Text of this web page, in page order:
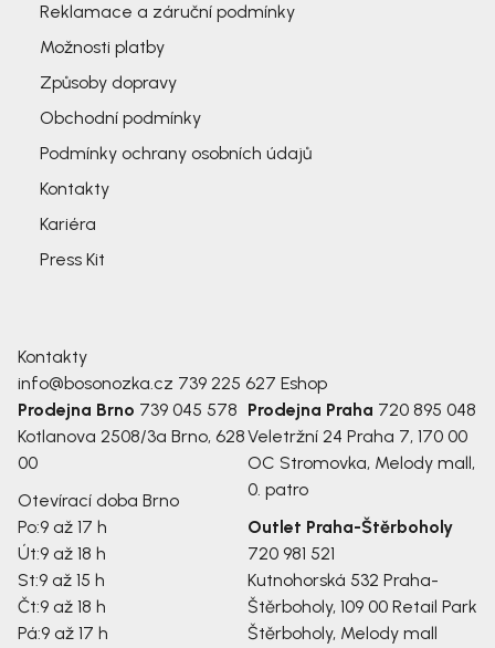
Reklamace a záruční podmínky
Možnosti platby
Způsoby dopravy
Obchodní podmínky
Podmínky ochrany osobních údajů
Kontakty
Kariéra
Press Kit
Kontakty
info@bosonozka.cz 739 225 627 Eshop
Prodejna Brno 739 045 578
Kotlanova 2508/3a Brno, 628
00
Otevírací doba Brno
Po:9 až 17 h
Út:9 až 18 h
St:9 až 15 h
Čt:9 až 18 h
Pá:9 až 17 h
Prodejna Praha 720 895 048
Veletržní 24 Praha 7, 170 00
OC Stromovka, Melody mall,
0. patro
Outlet Praha-Štěrboholy
720 981 521
Kutnohorská 532 Praha-
Štěrboholy, 109 00 Retail Park
Štěrboholy, Melody mall